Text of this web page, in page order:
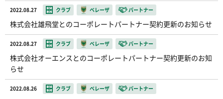
2022.08.27 クラブ ベレーザ パートナー
株式会社雄飛堂とのコーポレートパートナー契約更新のお知らせ
2022.08.27 クラブ ベレーザ パートナー
株式会社オーエンスとのコーポレートパートナー契約更新のお知
らせ
2022.08.26 クラブ ベレーザ パートナー